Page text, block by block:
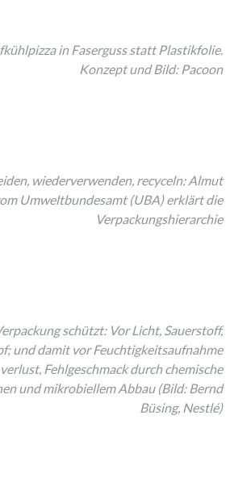
in Faserguss statt Plastikfolie.
Konzept und Bild: Pacoon
wiederverwenden, recyceln: Almut
Umweltbundesamt (UBA) erklärt die
Verpackungs­hierarchie
schützt: Vor Licht, Sauerstoff,
und damit vor Feuchtigkeitsaufnahme
Fehlgeschmack durch chemische
und mikrobiellem Abbau (Bild: Bernd
Büsing, Nestlé)